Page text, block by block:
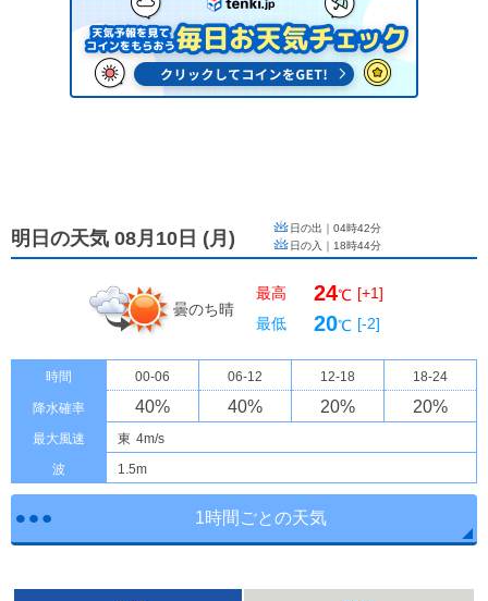
明日の天気 08月10日 (月 ) 日の出｜ 04時42分
日の入｜ 18時44分
曇のち晴
最高 24℃ [+1]
最低
20℃ [-2]
時間 00-06 06-12 12-18 18-24
降水確率 40% 40% 20% 20%
最大風速 東 4m/s
波
1.5m
1時間ごとの天気